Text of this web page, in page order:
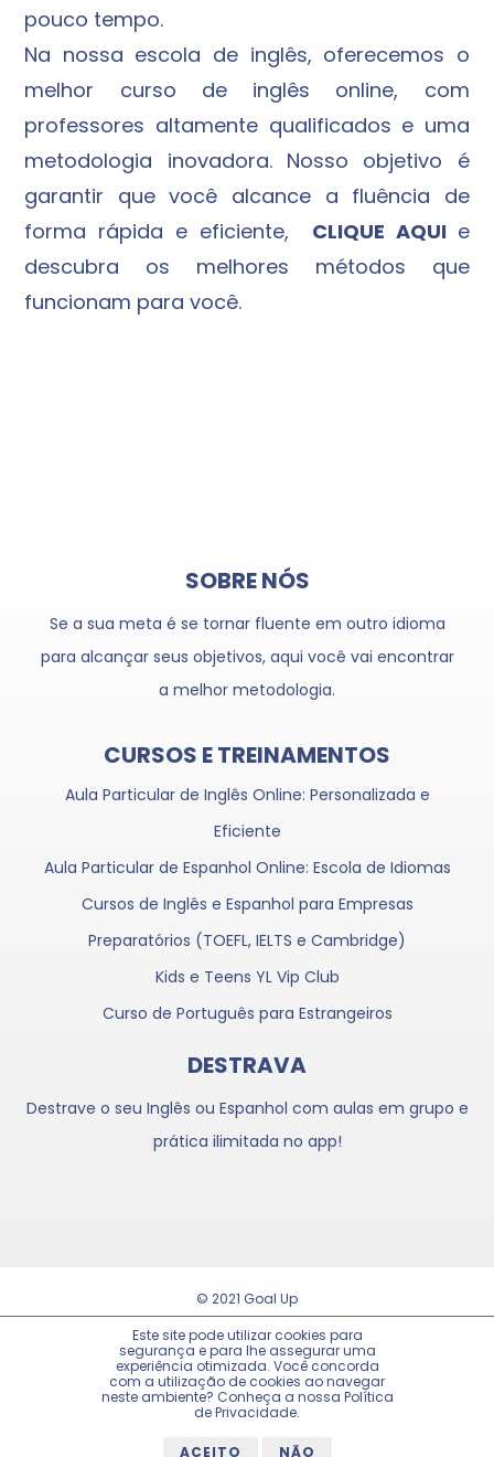
pouco tempo.
Na nossa escola de inglês, oferecemos o
melhor curso de inglês online, com
professores altamente qualificados e uma
metodologia inovadora. Nosso objetivo é
garantir que você alcance a fluência de
forma rápida e eficiente, CLIQUE AQUI e
descubra os melhores métodos que
funcionam para você.
SOBRE NÓS
Se a sua meta é se tornar fluente em outro idioma
para alcançar seus objetivos, aqui você vai encontrar
a melhor metodologia.
CURSOS E TREINAMENTOS
Aula Particular de Inglês Online: Personalizada e
Eficiente
Aula Particular de Espanhol Online: Escola de Idiomas
Cursos de Inglês e Espanhol para Empresas
Preparatórios (TOEFL, IELTS e Cambridge)
Kids e Teens YL Vip Club
Curso de Português para Estrangeiros
DESTRAVA
Destrave o seu Inglês ou Espanhol com aulas em grupo e
prática ilimitada no app!
© 2021 Goal Up
Trabalhe Conosco
Política de Privacidade
Ir ao Topo
Este site pode utilizar cookies para
segurança e para lhe assegurar uma
experiência otimizada. Você concorda
com a utilização de cookies ao navegar
neste ambiente? Conheça a nossa Política
de Privacidade.
ACEITO NÃO